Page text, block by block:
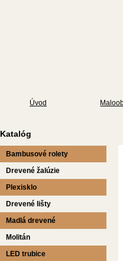
Úvod
Katalóg
Bambusové rolety
Drevené žalúzie
Plexisklo
Drevené lišty
Madlá drevené
Molitán
LED trubice